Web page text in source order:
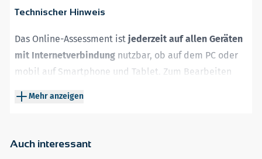
Technischer Hinweis
Das Online-Assessment ist jederzeit auf allen Geräten
mit Internetverbindung nutzbar, ob auf dem PC oder
mobil auf Smartphone und Tablet. Zum Bearbeiten
aktuellen Webbrowser
Mehr anzeigen
denschriftlichen Eignungstest der Polizei
Bremenerfolgreich zu bestehen. Er enthält:
+ Prüfungsrelevante Aufgaben zum digitalen Üben
zu allen Aufgaben
Auch interessant